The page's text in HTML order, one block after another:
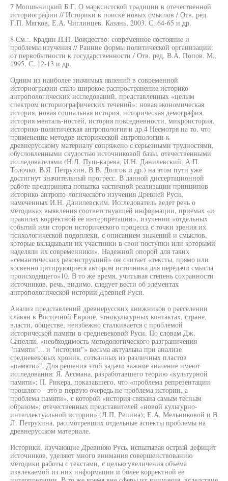
7 Мопшьницкий Б.Г. О марксистской традиции в отечественной
историографии // Историки в поиске новых смыслов / Отв. ред.
Г.П. Мягков, Е.А. Чиглинцев. Казань, 2003. С. 64-65 и др.
8 См.:. Крадин H.H. Вождество: современное состояние и
проблемы изучения // Ранние формы политической организации:
от первобытности к государственности / Отв. ред. В.А. Попов. М„
1995. С. 12-13 и др.
Одним из наиболее значимых явлений в современной
историографии стало широкое распространение историко-
антропологических исследований, представленных «целым
спектром историографических течений»: новая экономическая
история, новая социальная история, историческая демография,
история менталь-ностей, история повседневности, микроистория,
историко-политическая антропология и др.4 Несмотря на то, что
применение методов исторической антропологии к
древнерусскому материалу сопряжено с серьезными трудностями,
обусловленными скудостью источниковой базы, отечественными
исследователями (Н.Л. Пуш-карева, И.Н. Данилевский, А.П.
Толочко, В.Я. Петрухин, В.В. Долгов и др.) на этом пути уже
достигнут значительный прогресс. В данной диссертационной
работе предпринята попытка частичной реализации принципов
историко-антропо-логического изучения Древней Руси,
намеченных И.Н. Данилевским. Исследователь ведет речь о
методиках выявления соответствующей информации, приемах «и
правилах корректной ее интерпретации», изучении «отдельных
событий или сторон исторического процесса с точки зрения их
психологической подоплеки, с описанием значений и смыслов,
которые вкладывали их участники в свои поступки или которыми
наделяли их современники». Надежной опорой для таких
«семантических реконструкций» он считает «тексты, прямо или
косвенно цитирующиеся автором источника для передачи смысла
происходящего»10. В то же время, учитывая степень сохранности
источников, речь, видимо, следует вести об элементах
антропологической истории Древней Руси.
Анализ представлений древнерусских книжников о расселении
славян в Восточной Европе, этнокультурных контактах, стране,
власти, обществе, неизбежно сталкивается с проблемой
исторической памяти в средневековой Руси. По словам Дж.
Сапелли, «необходимость методологического разграничения
"памяти"... и "истории"» весьма актуальна при анализе
средневековых хроник, сотканных из различных пластов
«памяти»". Для решения этой задачи важное значение имеют
исследования: Я. Ассмана, разработавшего теорию «культурной
памяти»; П. Рикера, показавшего, что «проблема репрезентации
прошлого - это в первую очередь не проблема истории, а
проблема памяти», с которой «история связана самым тесным
образом»; отечественных представителей «новой культурно-
интеллектуальной истории» (Л.П. Репина); Е.А. Мельниковой и В
Л. Петрухина, рассмотревших отдельные аспекты проблемы на
древнерусском материале.
Историки, изучающие Древнюю Русь, испытывая острый дефицит
источников, уделяют много внимания совершенствованию
методики работы с текстами, с целью увеличения объема
извлекаемой из них информации и более корректной ее